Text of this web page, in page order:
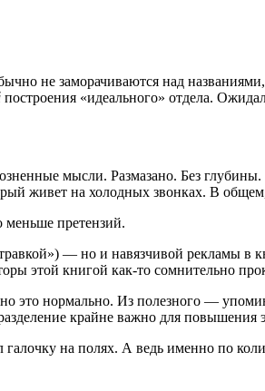
не заморачиваются над
построения «идеального» отдела.
мысли. Размазано. Без
живет на холодных звонках. В
меньше претензий.
— но и навязчивой рекламы в
этой книгой как-то сомнительно
нормально. Из полезного —
крайне важно для повышения
на полях. А ведь именно по